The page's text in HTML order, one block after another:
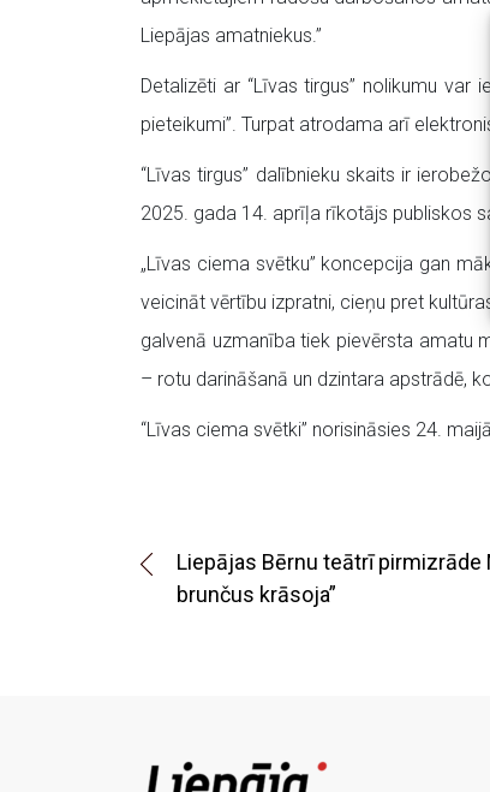
Liepājas amatniekus.”
Detalizēti ar “Līvas tirgus” nolikumu
pieteikumi”. Turpat atrodama arī
“Līvas tirgus” dalībnieku skaits ir
2025. gada 14. aprīļa rīkotājs publiskos
„Līvas ciema svētku” koncepcija gan
veicināt vērtību izpratni, cieņu pret
galvenā uzmanība tiek pievērsta amatu
– rotu darināšanā un dzintara apstrādē,
“Līvas ciema svētki” norisināsies 24.
Liepājas Bērnu teātrī pirmizrāde
brunčus krāsoja”